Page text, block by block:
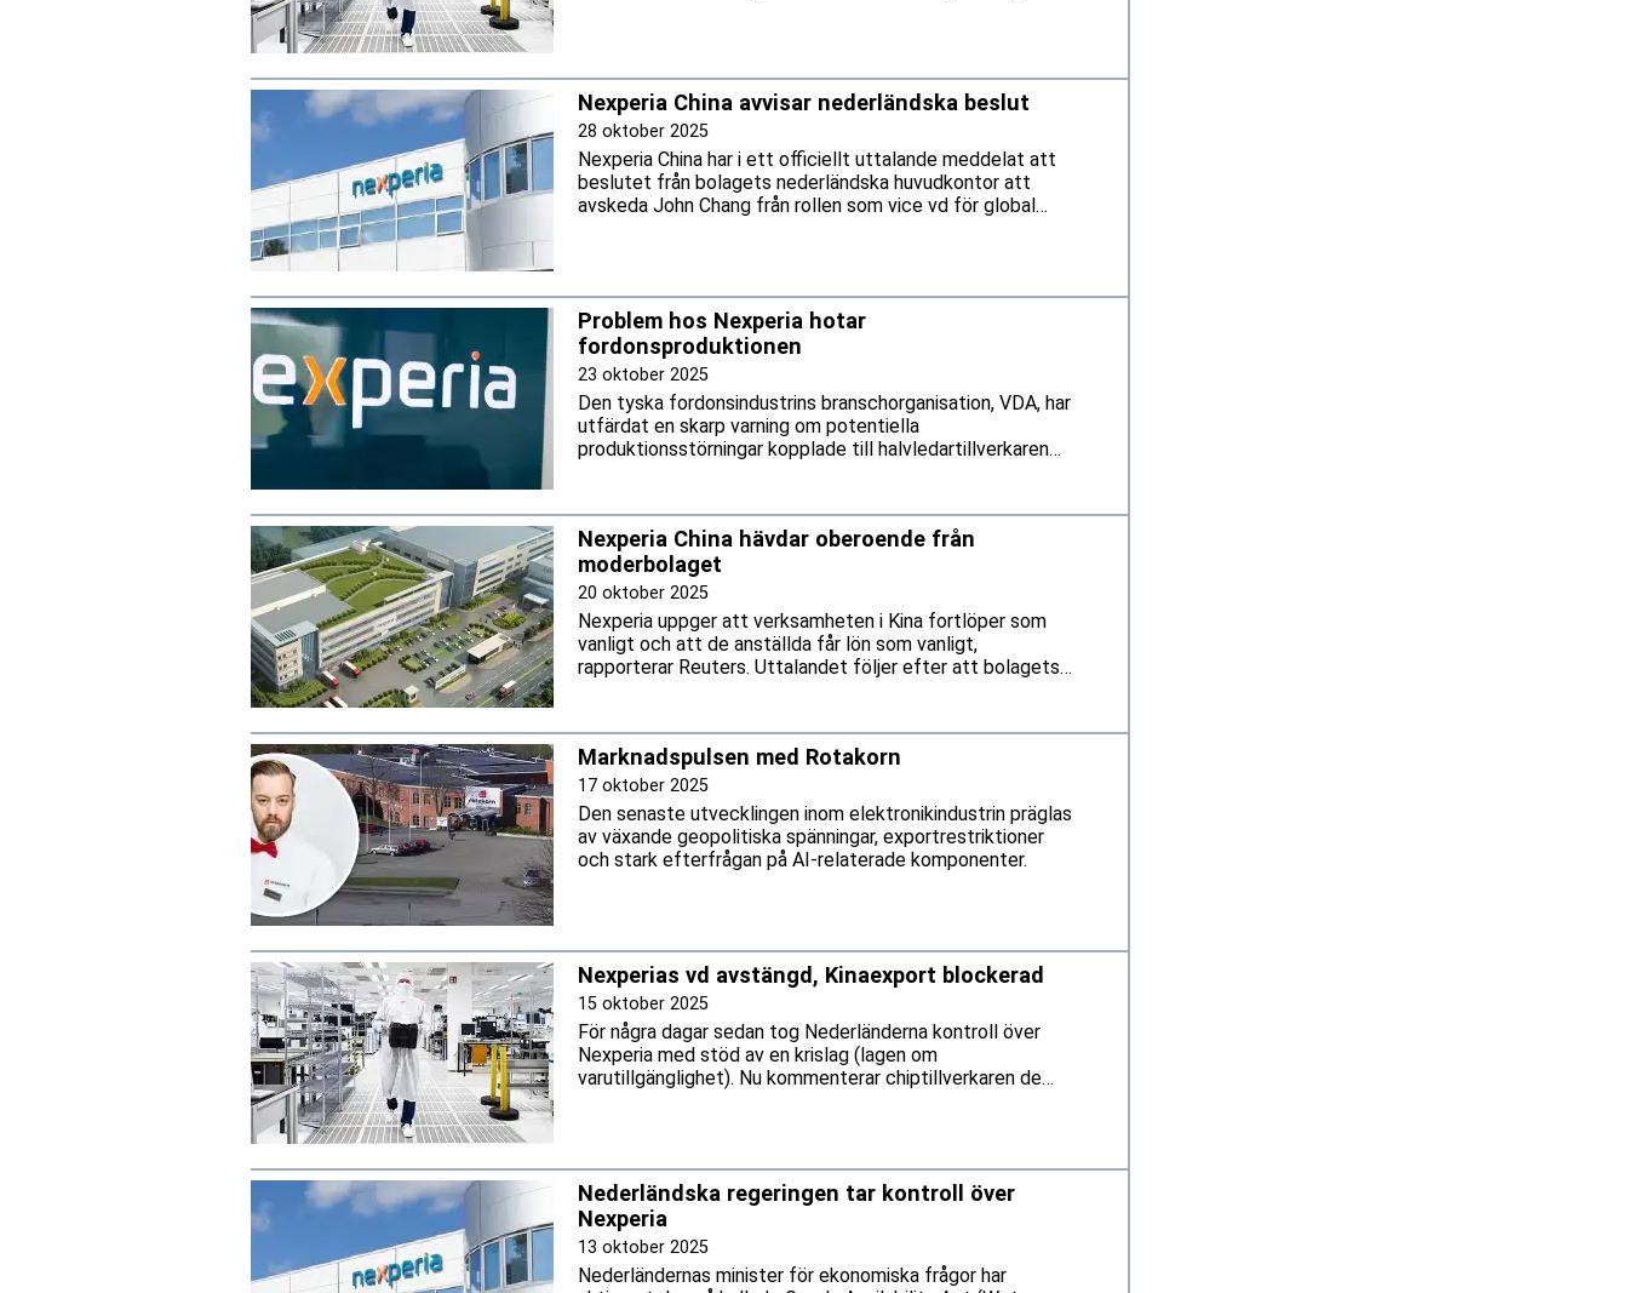
bilindustrin.
Nexperia China avvisar nederländska beslut
28 oktober 2025
Nexperia China har i ett officiellt uttalande meddelat att
beslutet från bolagets nederländska huvudkontor att
avskeda John Chang från rollen som vice vd för global
Problem hos Nexperia hotar
fordonsproduktionen
23 oktober 2025
Den tyska fordonsindustrins branschorganisation, VDA, har
utfärdat en skarp varning om potentiella
produktionsstörningar kopplade till halvledartillverkaren
Nexperia China hävdar oberoende från
moderbolaget
20 oktober 2025
Nexperia uppger att verksamheten i Kina fortlöper som
vanligt och att de anställda får lön som vanligt,
rapporterar Reuters. Uttalandet följer efter att bolagets
Marknadspulsen med Rotakorn
17 oktober 2025
Den senaste utvecklingen inom elektronikindustrin präglas
av växande geopolitiska spänningar, exportrestriktioner
och stark efterfrågan på AI-relaterade komponenter.
Nexperias vd avstängd, Kinaexport blockerad
15 oktober 2025
För några dagar sedan tog Nederländerna kontroll över
Nexperia med stöd av en krislag (lagen om
varutillgänglighet). Nu kommenterar chiptillverkaren de
Nederländska regeringen tar kontroll över
Nexperia
13 oktober 2025
Nederländernas minister för ekonomiska frågor har